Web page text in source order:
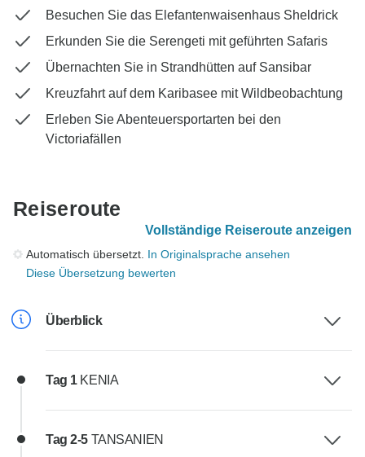
Besuchen Sie das Elefantenwaisenhaus Sheldrick
Erkunden Sie die Serengeti mit geführten Safaris
Übernachten Sie in Strandhütten auf Sansibar
Kreuzfahrt auf dem Karibasee mit Wildbeobachtung
Erleben Sie Abenteuersportarten bei den
Victoriafällen
Reiseroute
Vollständige Reiseroute anzeigen
Automatisch übersetzt. In Originalsprache ansehen
Diese Übersetzung bewerten
Überblick
Tag 1 KENIA
Tag 2-5 TANSANIEN